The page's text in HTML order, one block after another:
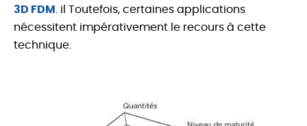
3D FDM . il Toutefois, certaines applications
nécessitent impérativement le recours à cette
technique.